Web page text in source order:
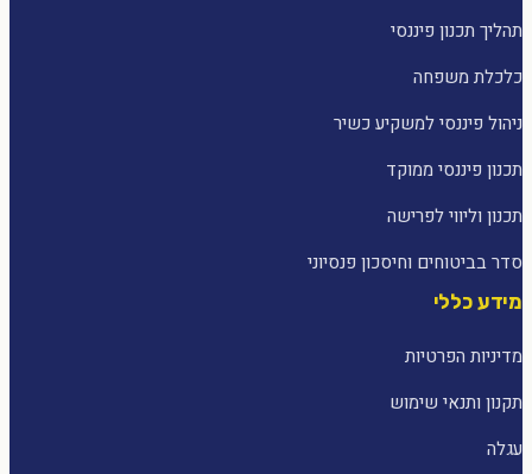
תהליך תכנון פיננסי
כלכלת משפחה
ניהול פיננסי למשקיע כשיר
תכנון פיננסי ממוקד
תכנון וליווי לפרישה
סדר בביטוחים וחיסכון פנסיוני
מידע כללי
מדיניות הפרטיות
תקנון ותנאי שימוש
עגלה